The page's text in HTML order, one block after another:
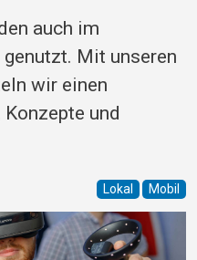
auch im
Mit unseren
wir einen
und
Lokal Mobil